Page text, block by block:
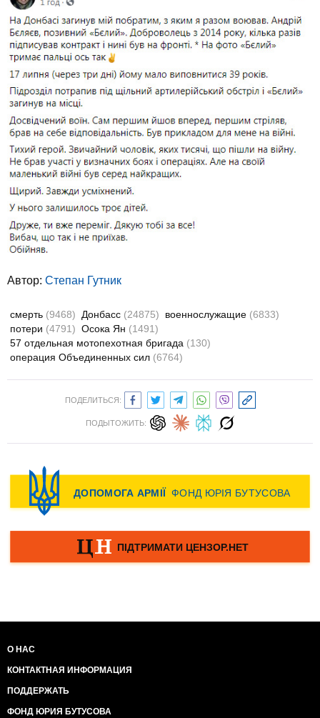
Автор: Степан Гутник
смерть (9468) Донбасс (24875) военнослужащие (6833)
потери (4791) Осока Ян (1491)
57 отдельная мотопехотная бригада (130)
операция Объединенных сил (6764)
ПОДЕЛИТЬСЯ:
ПОДЫТОЖИТЬ:
О НАС
КОНТАКТНАЯ ИНФОРМАЦИЯ
ПОДДЕРЖАТЬ
ФОНД ЮРИЯ БУТУСОВА